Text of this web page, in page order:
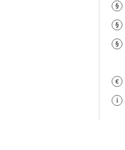
§
§
§
€
i